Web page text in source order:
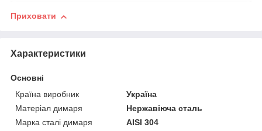
Приховати
Характеристики
Основні
Країна виробник
Україна
Матеріал димаря
Нержавіюча сталь
Марка сталі димаря
AISI 304